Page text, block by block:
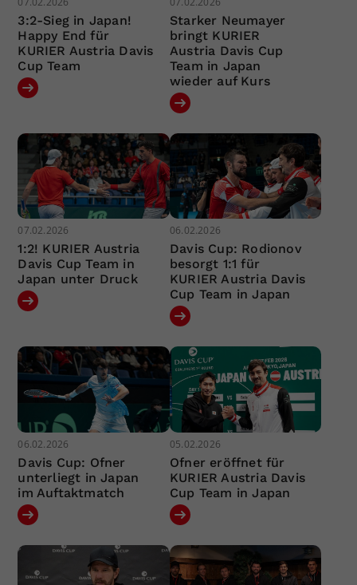
3:2-Sieg in Japan!
Happy End für
KURIER Austria Davis
Cup Team
Starker Neumayer
bringt KURIER
Austria Davis Cup
Team in Japan
wieder auf Kurs
07.02.2026
1:2! KURIER Austria
Davis Cup Team in
Japan unter Druck
06.02.2026
Davis Cup: Rodionov
besorgt 1:1 für
KURIER Austria Davis
Cup Team in Japan
06.02.2026
Davis Cup: Ofner
unterliegt in Japan
im Auftaktmatch
05.02.2026
Ofner eröffnet für
KURIER Austria Davis
Cup Team in Japan